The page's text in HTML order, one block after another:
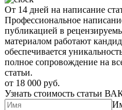
От 14 дней на написание
Профессиональное
публикацией в
материалом работают
обеспечивается
полное сопровождение на
статьи.
от 18 000 руб.
Узнать стоимость статьи